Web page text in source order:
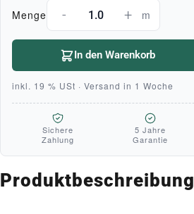
Menge - + m
In den Warenkorb
inkl. 19 % USt · Versand in 1 Woche
Sichere
Zahlung
5 Jahre
Garantie
Produktbeschreibung